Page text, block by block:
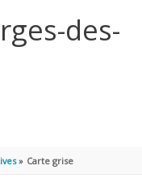
des-
Carte grise